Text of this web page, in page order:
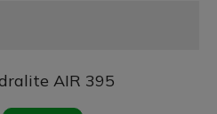
AIR 395